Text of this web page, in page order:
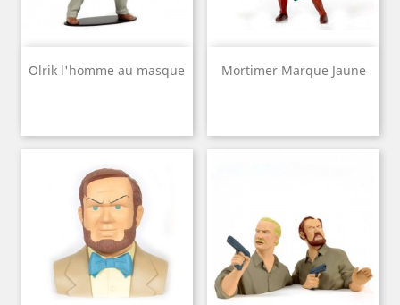
Olrik l'homme au masque Mortimer Marque Jaune